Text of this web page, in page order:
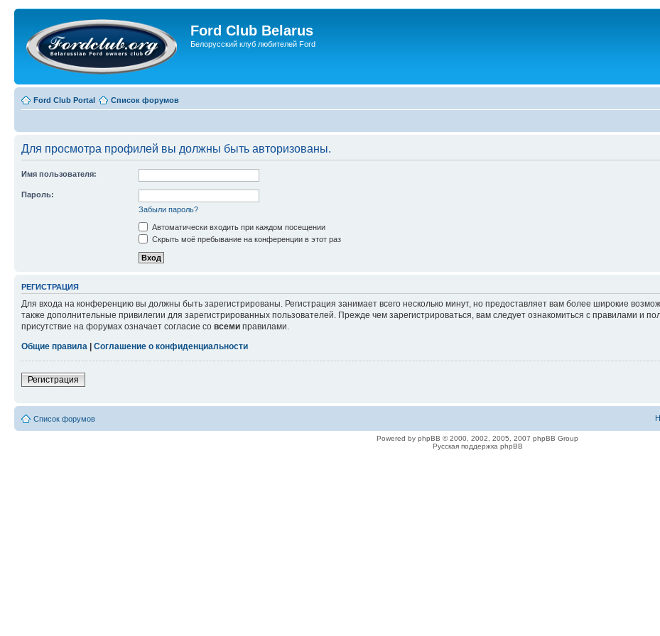
Ford Club Belarus
Белорусский клуб любителей Ford
Ford Club Portal Список форумов
Для просмотра профилей вы должны быть авторизованы.
Имя пользователя:
Пароль:
Забыли пароль?
Автоматически входить при каждом посещении
Скрыть моё пребывание на конференции в этот раз
РЕГИСТРАЦИЯ
Для входа на конференцию вы должны быть зарегистрированы. Регистрация занимает всего несколько минут, но предоставляет вам более широкие
также дополнительные привилегии для зарегистрированных пользователей. Прежде чем зарегистрироваться, вам следует ознакомиться с правилами и
присутствие на форумах означает согласие со всеми правилами.
Общие правила | Соглашение о конфиденциальности
Регистрация
Список форумов
Powered by phpBB © 2000, 2002, 2005, 2007 phpBB Group
Русская поддержка phpBB